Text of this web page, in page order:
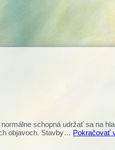
schopná udržať sa na
objavoch. Stavby… Pokračovať